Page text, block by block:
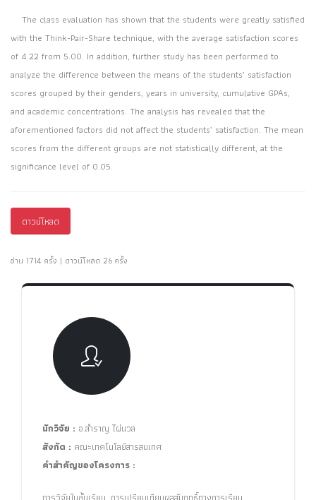
The class evaluation has shown that the students were greatly satisfied
with the Think-Pair-Share technique, with the average satisfaction scores
of 4.22 from 5.00. In addition, further study has been performed to
analyze the difference between the means of the students’ satisfaction
scores grouped by their genders, years in university, cumulative GPAs,
and academic concentrations. The analysis has revealed that the
aforementioned factors did not affect the students’ satisfaction. The mean
scores from the different groups are not statistically different, at the
significance level of 0.05.
ดาวน์โหลด
อ่าน 1714 ครั้ง | ดาวน์โหลด 26 ครั้ง
นักวิจัย : อ.สำราญ ไผ่นวล
สังกัด : คณะเทคโนโลยีสารสนเทศ
คำสำคัญของโครงการ :